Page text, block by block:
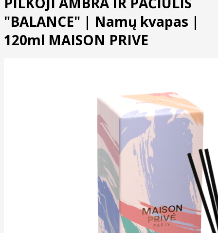
"BALANCE" | Namų kvapas |
120ml MAISON PRIVE